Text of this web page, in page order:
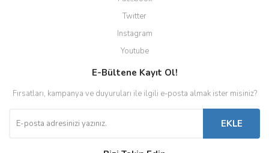
Twitter
Instagram
Youtube
E-Bültene Kayıt Ol!
Fırsatları, kampanya ve duyuruları ile ilgili e-posta almak ister misiniz?
EKLE